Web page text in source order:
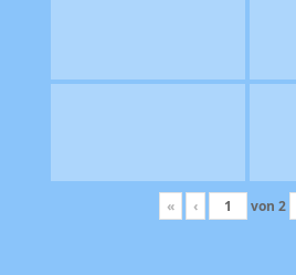
« ‹ von 2